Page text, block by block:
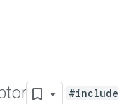
#include